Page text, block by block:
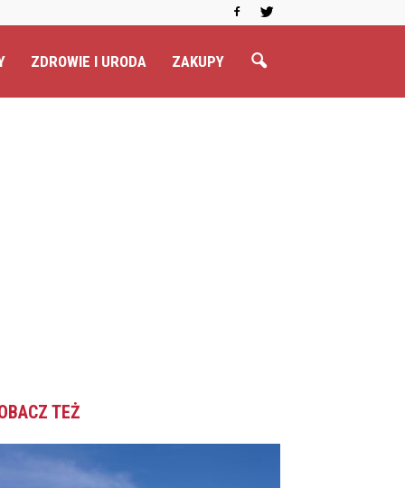
ZDROWIE I URODA ZAKUPY
TEŻ